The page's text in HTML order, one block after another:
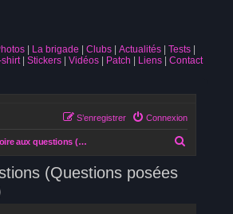
La brigade Clubs Actualités
Tests
shirt Stickers Vidéos Patch Liens Contact
Connexion
S’enregistrer
Foire aux questions (Questions posées fréquemment)
(Questions posées